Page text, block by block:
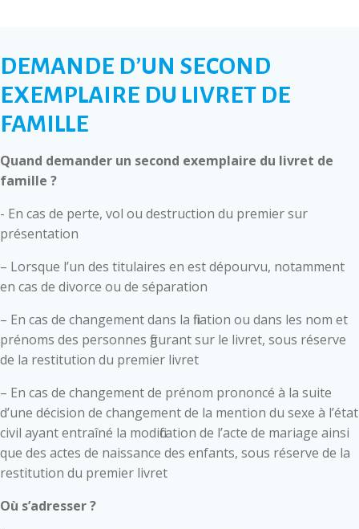
DEMANDE D’UN SECOND
EXEMPLAIRE DU LIVRET DE
FAMILLE
Quand demander un second exemplaire du livret de
famille ?
- En cas de perte, vol ou destruction du premier sur
présentation
– Lorsque l’un des titulaires en est dépourvu, notamment
en cas de divorce ou de séparation
– En cas de changement dans la filiation ou dans les nom et
prénoms des personnes figurant sur le livret, sous réserve
de la restitution du premier livret
– En cas de changement de prénom prononcé à la suite
d’une décision de changement de la mention du sexe à l’état
civil ayant entraîné la modification de l’acte de mariage ainsi
que des actes de naissance des enfants, sous réserve de la
restitution du premier livret
Où s’adresser ?